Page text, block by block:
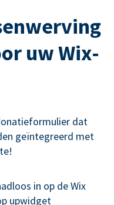
uw Wix-
dat
geïntegreerd met
in op de Wix
upwidget